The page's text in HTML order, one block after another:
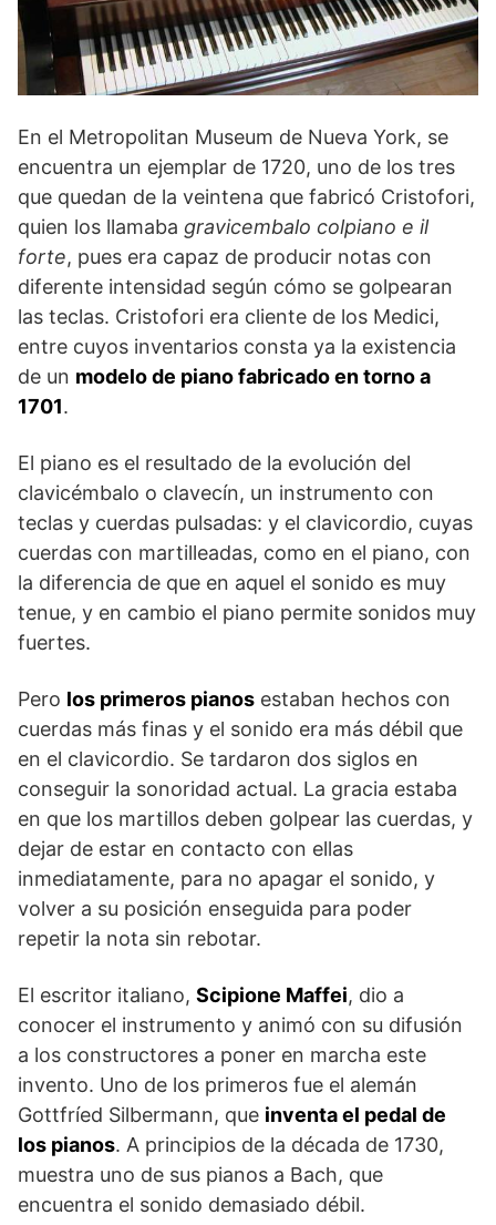
En el Metropolitan Museum de Nueva York, se
encuentra un ejemplar de 1720, uno de los tres
que quedan de la veintena que fabricó Cristofori,
quien los llamaba gravicembalo colpiano e il
forte, pues era capaz de producir notas con
diferente intensidad según cómo se golpearan
las teclas. Cristofori era cliente de los Medici,
entre cuyos inventarios consta ya la existencia
de un modelo de piano fabricado en torno a
1701.
El piano es el resultado de la evolución del
clavicémbalo o clavecín, un instrumento con
teclas y cuerdas pulsadas: y el clavicordio, cuyas
cuerdas con martilleadas, como en el piano, con
la diferencia de que en aquel el sonido es muy
tenue, y en cambio el piano permite sonidos muy
fuertes.
Pero los primeros pianos estaban hechos con
cuerdas más finas y el sonido era más débil que
en el clavicordio. Se tardaron dos siglos en
conseguir la sonoridad actual. La gracia estaba
en que los martillos deben golpear las cuerdas, y
dejar de estar en contacto con ellas
inmediatamente, para no apagar el sonido, y
volver a su posición enseguida para poder
repetir la nota sin rebotar.
El escritor italiano, Scipione Maffei, dio a
conocer el instrumento y animó con su difusión
a los constructores a poner en marcha este
invento. Uno de los primeros fue el alemán
Gottfríed Silbermann, que inventa el pedal de
los pianos. A principios de la década de 1730,
muestra uno de sus pianos a Bach, que
encuentra el sonido demasiado débil.